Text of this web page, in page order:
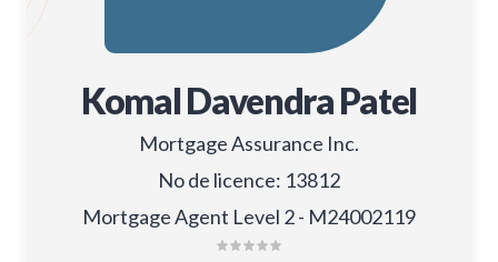
Komal Davendra Patel
Mortgage Assurance Inc.
No de licence: 13812
Mortgage Agent Level 2 - M24002119